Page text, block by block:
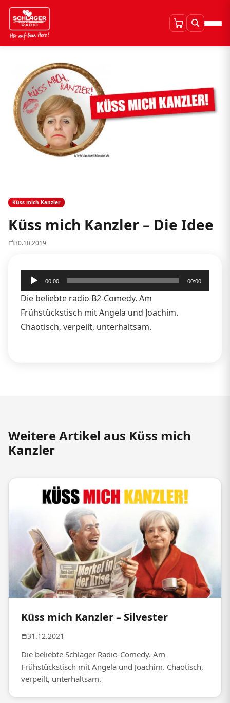
Küss mich Kanzler
Küss mich Kanzler – Die Idee
30.10.2019
Audio-
Player
00:00 00:00
Die beliebte radio B2-Comedy. Am
Frühstückstisch mit Angela und Joachim.
Chaotisch, verpeilt, unterhaltsam.
Weitere Artikel aus Küss mich
Kanzler
Küss mich Kanzler – Silvester
31.12.2021
Die beliebte Schlager Radio-Comedy. Am
Frühstückstisch mit Angela und Joachim. Chaotisch,
verpeilt, unterhaltsam.